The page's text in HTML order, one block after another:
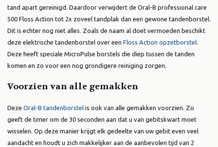
tand apart gereinigd. Daardoor verwijdert de Oral-B professional care
500 Floss Action tot 2x zoveel tandplak dan een gewone tandenborstel.
Dit is echter nog niet alles. Zoals de naam al doet vermoeden beschikt
deze elektrische tandenborstel over een Floss Action opzetborstel.
Deze heeft speciale MicroPulse borstels die diep tussen de tanden
komen en zo voor een nog grondigere reiniging zorgen.
Voorzien van alle gemakken
Deze Oral-B tandenborstel is ook van alle gemakken voorzien. Zo
geeft de timer om de 30 seconden aan dat u van gebitskwart moet
wisselen. Op deze manier krijgt elk gedeelte van uw gebit even veel
aandacht en houdt u zich makkelijker aan de aanbevolen tijd van 2